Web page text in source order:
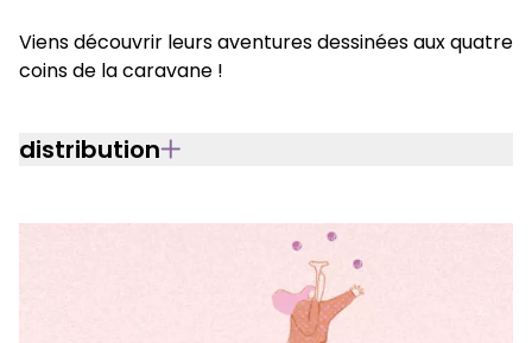
Viens découvrir leurs aventures dessinées aux quatre
coins de la caravane !
distribution